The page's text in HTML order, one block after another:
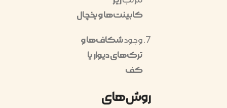
کابینت‌ها و یخچال
وجودشکاف‌ها و
ترک‌های دیوار یا
کف
روش‌های